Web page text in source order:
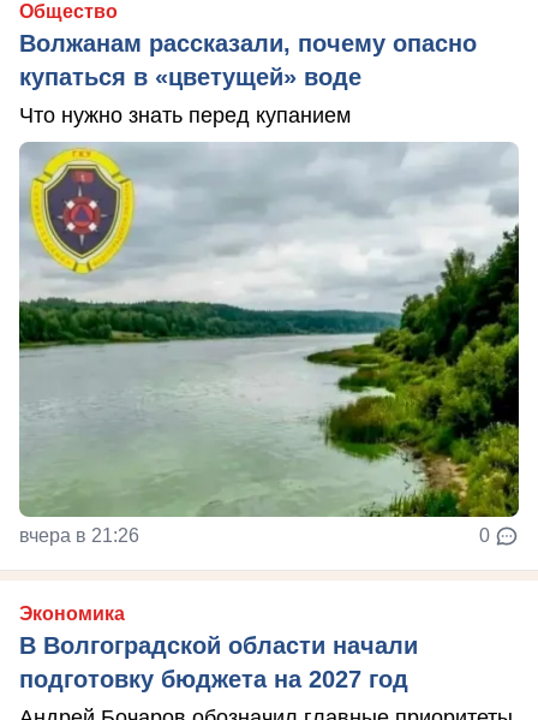
Общество
Волжанам рассказали, почему опасно
купаться в «цветущей» воде
Что нужно знать перед купанием
вчера в 21:26 0
Экономика
В Волгоградской области начали
подготовку бюджета на 2027 год